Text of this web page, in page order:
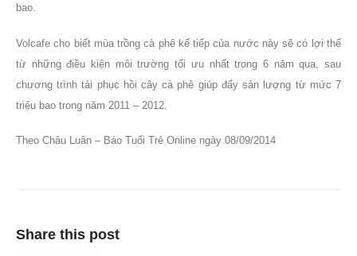
bao.
Volcafe cho biết mùa trồng cà phê kế tiếp của nước này sẽ có lợi thế
từ những điều kiện môi trường tối ưu nhất trong 6 năm qua, sau
chương trình tái phục hồi cây cà phê giúp đẩy sản lượng từ mức 7
triệu bao trong năm 2011 – 2012.
Theo Châu Luân – Báo Tuổi Trẻ Online ngày 08/09/2014
Share this post